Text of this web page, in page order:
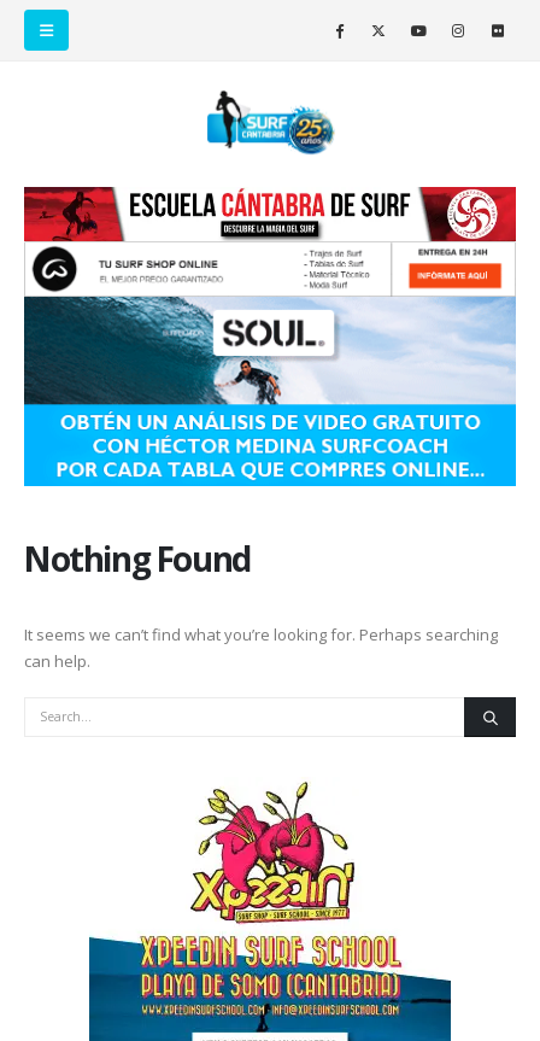
Nothing Found
It seems we can’t find what you’re looking for. Perhaps searching
can help.